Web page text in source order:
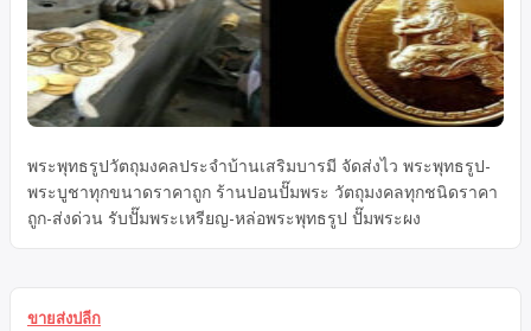
พระพุทธรูปวัตถุมงคลประจำบ้านเสริมบารมี จัดส่งไว พระพุทธรูป-
พระบูชาทุกขนาดราคาถูก ร้านปอนปั๊มพระ วัตถุมงคลทุกชนิดราคา
ถูก-ส่งด่วน รับปั๊มพระเหรียญ-หล่อพระพุทธรูป ปั๊มพระผง
ขายส่งปลีก